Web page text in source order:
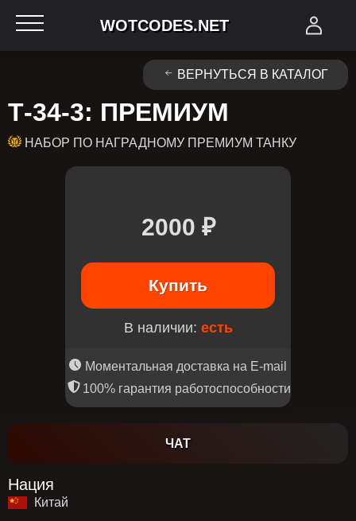
WOTCODES.NET
ВЕРНУТЬСЯ В КАТАЛОГ
Т-34-3: ПРЕМИУМ
НАБОР ПО НАГРАДНОМУ ПРЕМИУМ ТАНКУ
2000 ₽
Купить
В наличии: есть
Моментальная доставка на E-mail
100% гарантия работоспособности
ЧАТ
Нация
Китай